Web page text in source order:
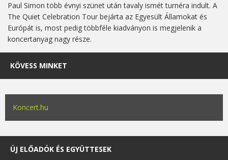
Paul Simon több évnyi szünet után tavaly ismét turnéra indult. A
The Quiet Celebration Tour bejárta az Egyesült Államokat és
Európát is, most pedig többféle kiadványon is megjelenik a
koncertanyag nagy része.
KÖVESS MINKET
Koncert.hu
ÚJ ELŐADÓK ÉS EGYÜTTESEK